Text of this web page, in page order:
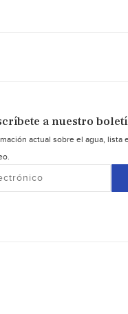
a nuestro
actual sobre el agua, lista